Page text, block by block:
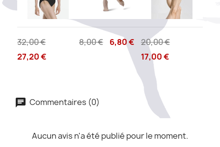
32,00 €
27,20 €
8,00 € 6,80 €
20,00 €
17,00 €
Commentaires (0)
Aucun avis n'a été publié pour le moment.